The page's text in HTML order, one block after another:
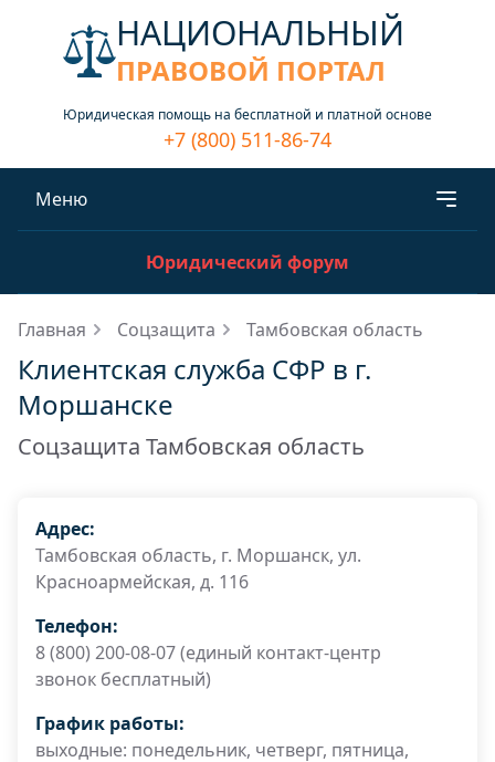
НАЦИОНАЛЬНЫЙ
ПРАВОВОЙ ПОРТАЛ
Юридическая помощь на бесплатной и платной основе
+7 (800) 511-86-74
Меню
Юридический форум
Главная Соцзащита Тамбовская область
Клиентская служба СФР в г.
Моршанске
Соцзащита Тамбовская область
Адрес:
Тамбовская область, г. Моршанск, ул.
Красноармейская, д. 116
Телефон:
8 (800) 200-08-07 (единый контакт-центр
звонок бесплатный)
График работы:
выходные: понедельник, четверг, пятница,